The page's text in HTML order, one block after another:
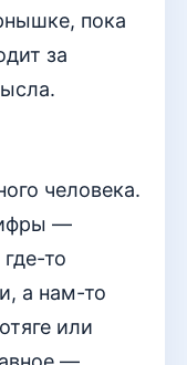
пока
за
человека.
—
то
а нам-то
или